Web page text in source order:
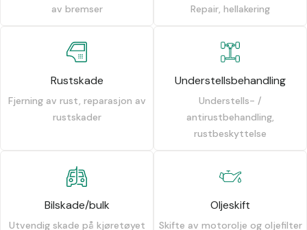
av bremser
Repair, hellakering
Rustskade
Fjerning av rust, reparasjon av
rustskader
Understellsbehandling
Understells- /
antirustbehandling,
rustbeskyttelse
Bilskade/bulk
Utvendig skade på kjøretøyet
Oljeskift
Skifte av motorolje og oljefilter